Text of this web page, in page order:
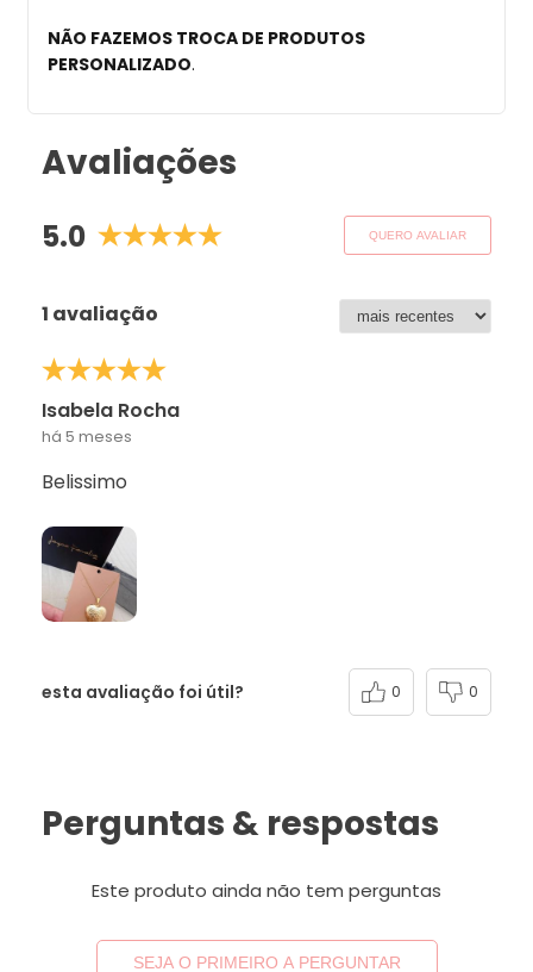
NÃO FAZEMOS TROCA DE PRODUTOS
PERSONALIZADO.
Avaliações
5.0 QUERO AVALIAR
1 avaliação
Isabela Rocha
há 5 meses
Belissimo
esta avaliação foi útil? 0 0
Perguntas & respostas
Este produto ainda não tem perguntas
SEJA O PRIMEIRO A PERGUNTAR